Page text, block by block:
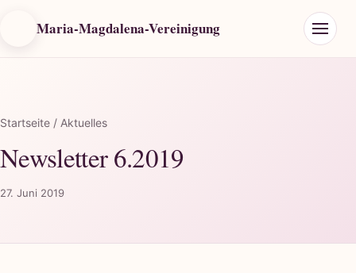
Maria-Magdalena-Vereinigung
Startseite / Aktuelles
Newsletter 6.2019
27. Juni 2019